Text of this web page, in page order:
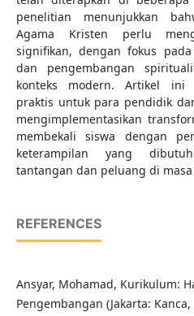
penelitian menunjukkan
Agama Kristen perlu
signifikan, dengan fokus
dan pengembangan
konteks modern. Artikel ini
praktis untuk para pendidik
mengimplementasikan
membekali siswa dengan
keterampilan yang
tantangan dan peluang di
REFERENCES
Ansyar, Mohamad, Kurikulum:
Pengembangan (Jakarta: Kanca,